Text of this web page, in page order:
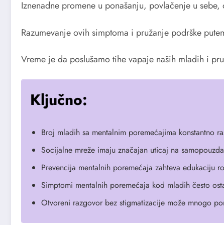
Iznenadne promene u ponašanju, povlačenje u
Razumevanje ovih simptoma i pružanje podrške
Vreme je da poslušamo tihe vapaje naših mladih i
Ključno:
Broj mladih sa mentalnim poremećajima konstantno
Socijalne mreže imaju značajan uticaj na
Prevencija mentalnih poremećaja zahteva edukaciju
Simptomi mentalnih poremećaja kod mladih često
Otvoreni razgovor bez stigmatizacije može mnogo